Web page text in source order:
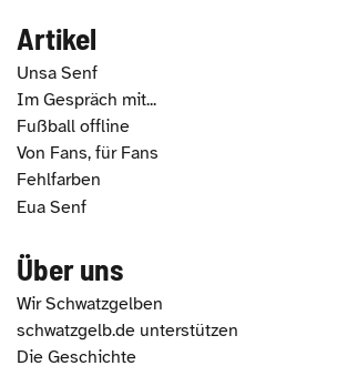
Artikel
Unsa Senf
Im Gespräch mit...
Fußball offline
Von Fans, für Fans
Fehlfarben
Eua Senf
Über uns
Wir Schwatzgelben
schwatzgelb.de unterstützen
Die Geschichte